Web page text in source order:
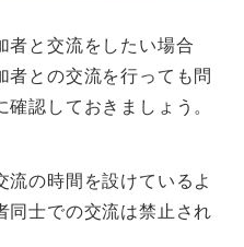
者と交流をしたい場合
者との交流を行っても問
認しておきましょう。
流の時間を設けているよ
同士での交流は禁止され